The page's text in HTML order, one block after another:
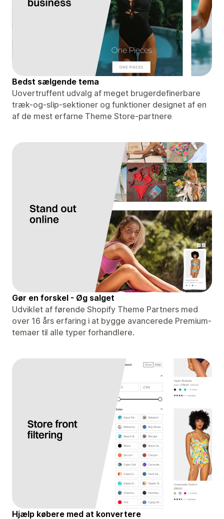
Bedst sælgende tema
Uovertruffent udvalg af meget brugerdefinerbare
træk-og-slip-sektioner og funktioner designet af en
af ​​de mest erfarne Theme Store-partnere
Gør en forskel - Øg salget
Udviklet af førende Shopify Theme Partners med
over 16 års erfaring i at bygge avancerede Premium-
temaer til alle typer forhandlere.
Hjælp købere med at konvertere